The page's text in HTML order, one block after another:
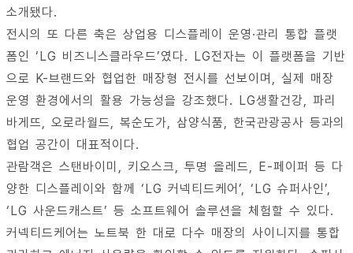
소개됐다.
전시의 또 다른 축은 상업용 디스플레이 운영·관리 통합 플랫
폼인 ‘LG 비즈니스클라우드’였다. LG전자는 이 플랫폼을 기반
으로 K-브랜드와 협업한 매장형 전시를 선보이며, 실제 매장
운영 환경에서의 활용 가능성을 강조했다. LG생활건강, 파리
바게뜨, 오로라월드, 복순도가, 삼양식품, 한국관광공사 등과의
협업 공간이 대표적이다.
관람객은 스탠바이미, 키오스크, 투명 올레드, E-페이퍼 등 다
양한 디스플레이와 함께 ‘LG 커넥티드케어’, ‘LG 슈퍼사인’,
‘LG 사운드캐스트’ 등 소프트웨어 솔루션을 체험할 수 있다.
커넥티드케어는 노트북 한 대로 다수 매장의 사이니지를 통합